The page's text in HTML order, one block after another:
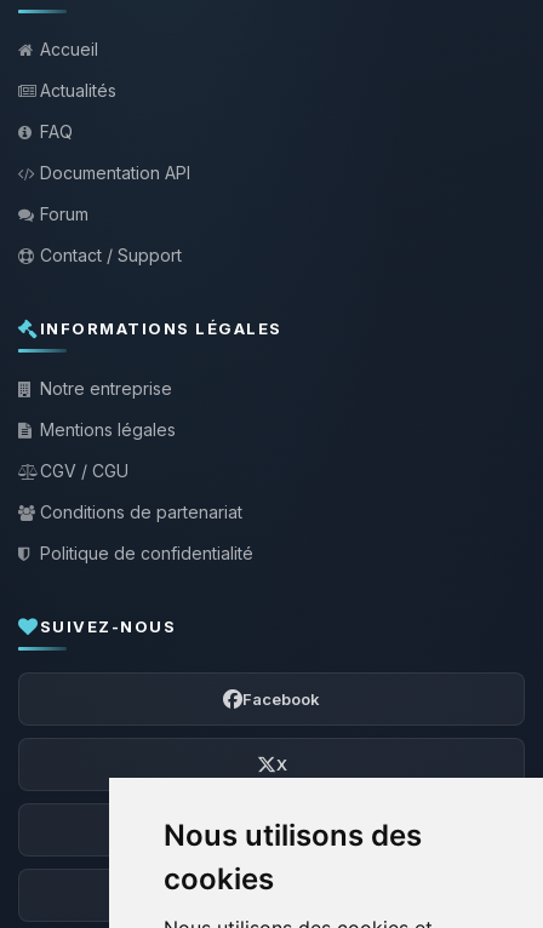
Nous utilisons des
cookies
Accueil
Actualités
FAQ
Documentation API
Forum
Contact / Support
INFORMATIONS LÉGALES
Notre entreprise
Mentions légales
CGV / CGU
Conditions de partenariat
Politique de confidentialité
SUIVEZ-NOUS
Facebook
X
Discord
Forum